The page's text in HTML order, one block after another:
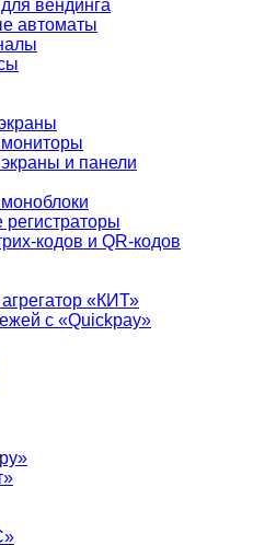
вендинга
автоматы
и панели
кодов и QR-кодов
«КИТ»
с «Quickpay»